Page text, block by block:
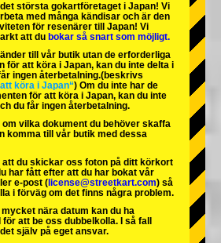
Tokyo Bay
Osaka
det största gokartföretaget i Japan! Vi
med många kändisar och är den
för resenärer till Japan! Vi
att du bokar så snart som möjligt.
till vår butik utan de erforderliga
för att köra i Japan, kan du inte delta i
ingen återbetalning.(beskrivs
köra i Japan“) Om du inte har de
för att köra i Japan, kan du inte
du får ingen återbetalning.
om vilka dokument du behöver skaffa
komma till vår butik med dessa
du skickar oss foton på ditt körkort
har fått efter att du har bokat vår
e-post ( license@streetkart.com) så
i förväg om det finns några problem.
nära datum kan du ha
att be oss dubbelkolla. I så fall
själv på eget ansvar.